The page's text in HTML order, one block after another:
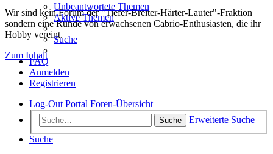
Wir sind kein Forum der "Tiefer-Breiter-Härter-Lauter"-Fraktion
sondern eine Runde von erwachsenen Cabrio-Enthusiasten, die ihr
Hobby vereint.
Zum Inhalt
Unbeantwortete Themen
Aktive Themen
Suche
FAQ
Anmelden
Registrieren
Log-Out Portal Foren-Übersicht
Suche
Erweiterte Suche
Suche